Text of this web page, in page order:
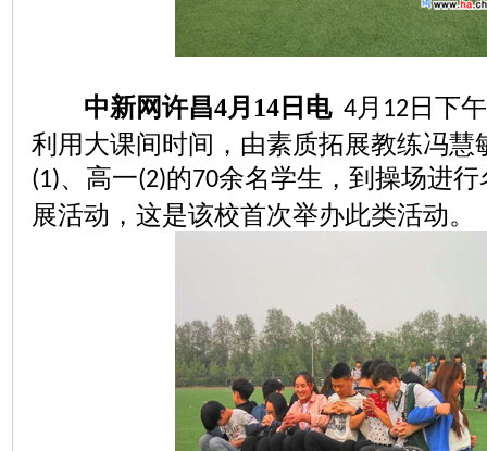
中新网许昌4月 14日电 4月 12 日下午
利用大课间时间，由素质拓展教练冯慧
(1)、高一(2)的70余名学生，到操场进行
展活动，这是该校首次举办此类活动。